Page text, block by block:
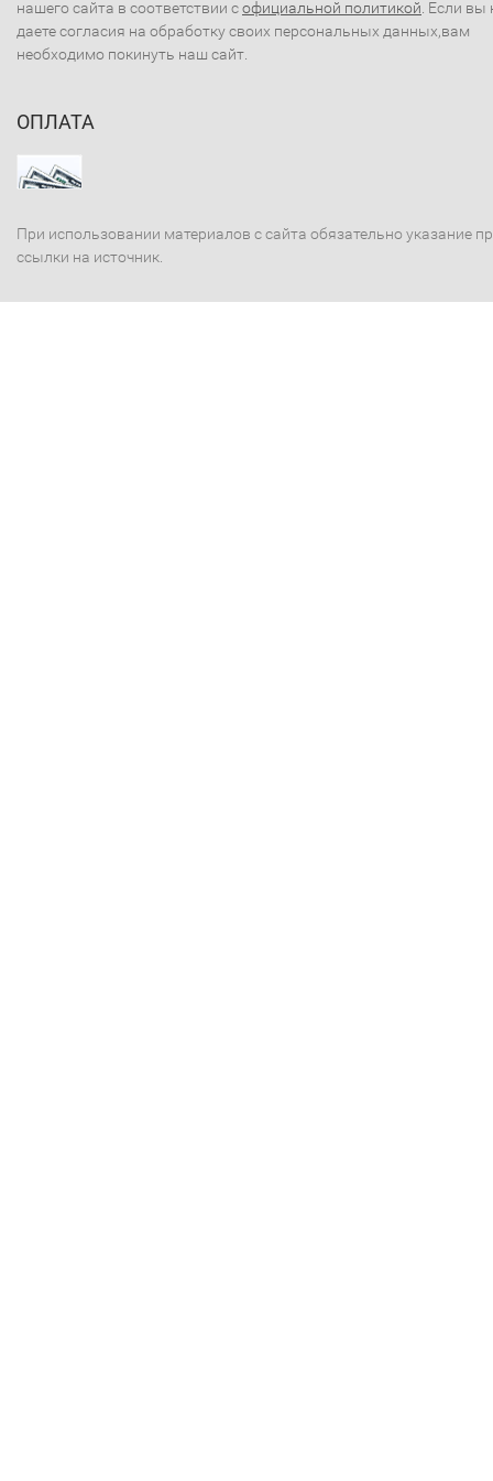
нашего сайта в соответствии софициальной политикой . Если вы
даете согласия на обработку своих персональных данных,вам
необходимо покинуть наш сайт.
ОПЛАТА
При использовании материалов с сайта обязательно указание
ссылки на источник.